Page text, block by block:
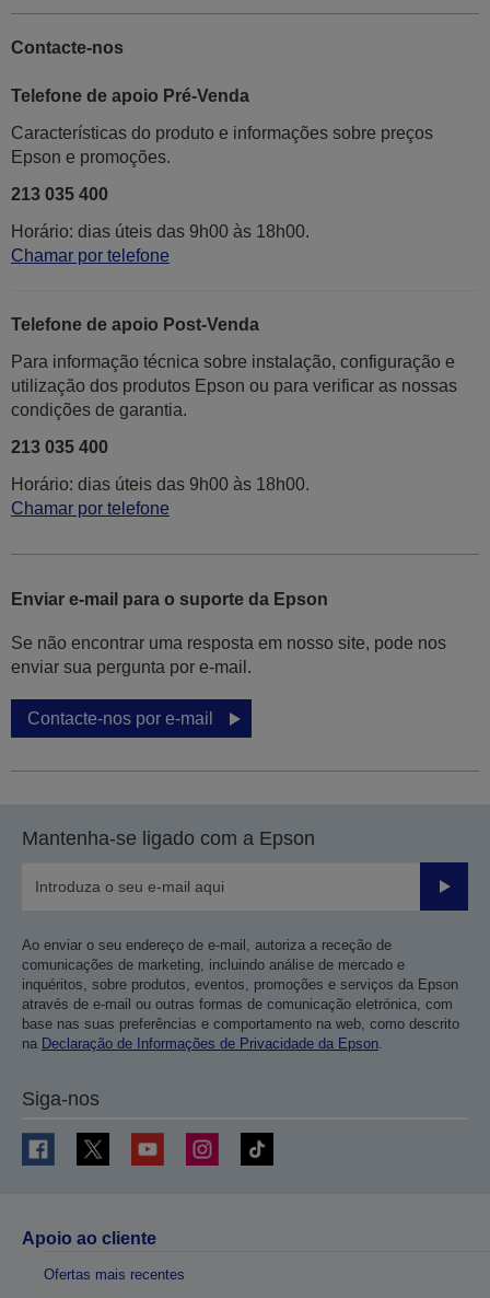
Contacte-nos
Telefone de apoio Pré-Venda
Características do produto e informações sobre preços
Epson e promoções.
213 035 400
Horário: dias úteis das 9h00 às 18h00.
Chamar por telefone
Telefone de apoio Post-Venda
Para informação técnica sobre instalação, configuração e
utilização dos produtos Epson ou para verificar as nossas
condições de garantia.
213 035 400
Horário: dias úteis das 9h00 às 18h00.
Chamar por telefone
Enviar e-mail para o suporte da Epson
Se não encontrar uma resposta em nosso site, pode nos
enviar sua pergunta por e-mail.
Contacte-nos por e-mail
Mantenha-se ligado com a Epson
Enviar
Ao enviar o seu endereço de e-mail, autoriza a receção de
comunicações de marketing, incluindo análise de mercado e
inquéritos, sobre produtos, eventos, promoções e serviços da Epson
através de e-mail ou outras formas de comunicação eletrónica, com
base nas suas preferências e comportamento na web, como descrito
na Declaração de Informações de Privacidade da Epson.
Siga-nos
Apoio ao cliente
Ofertas mais recentes